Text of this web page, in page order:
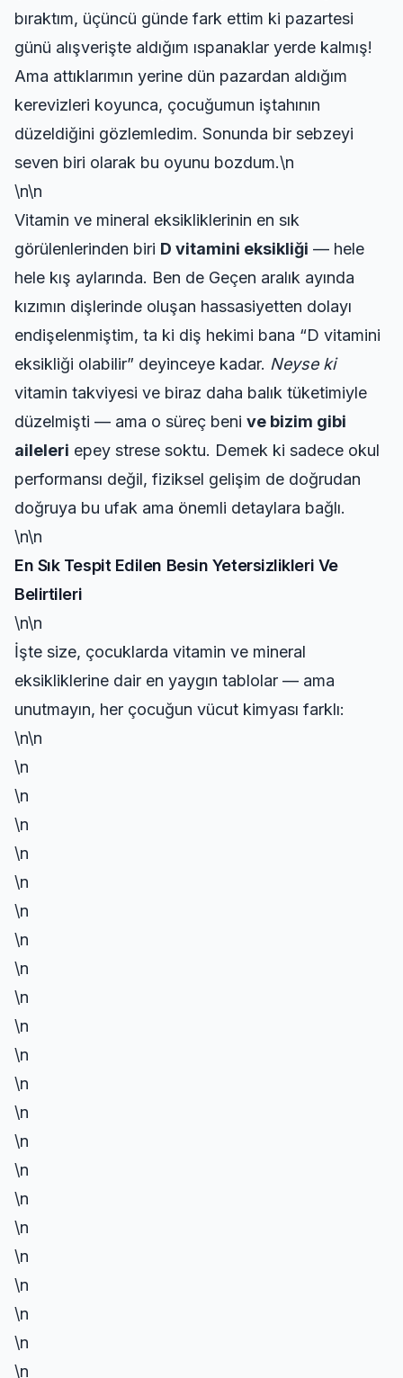
bıraktım, üçüncü günde fark ettim ki pazartesi
günü alışverişte aldığım ıspanaklar yerde kalmış!
Ama attıklarımın yerine dün pazardan aldığım
kerevizleri koyunca, çocuğumun iştahının
düzeldiğini gözlemledim. Sonunda bir sebzeyi
seven biri olarak bu oyunu bozdum.\n
\n\n
Vitamin ve mineral eksikliklerinin en sık
görülenlerinden biri D vitamini eksikliği — hele
hele kış aylarında. Ben de Geçen aralık ayında
kızımın dişlerinde oluşan hassasiyetten dolayı
endişelenmiştim, ta ki diş hekimi bana “D vitamini
eksikliği olabilir” deyinceye kadar. Neyse ki
vitamin takviyesi ve biraz daha balık tüketimiyle
düzelmişti — ama o süreç beni ve bizim gibi
aileleri epey strese soktu. Demek ki sadece okul
performansı değil, fiziksel gelişim de doğrudan
doğruya bu ufak ama önemli detaylara bağlı.
\n\n
En Sık Tespit Edilen Besin Yetersizlikleri Ve
Belirtileri
\n\n
İşte size, çocuklarda vitamin ve mineral
eksikliklerine dair en yaygın tablolar — ama
unutmayın, her çocuğun vücut kimyası farklı:
\n\n
\n
\n
\n
\n
\n
\n
\n
\n
\n
\n
\n
\n
\n
\n
\n
\n
\n
\n
\n
\n
\n
\n